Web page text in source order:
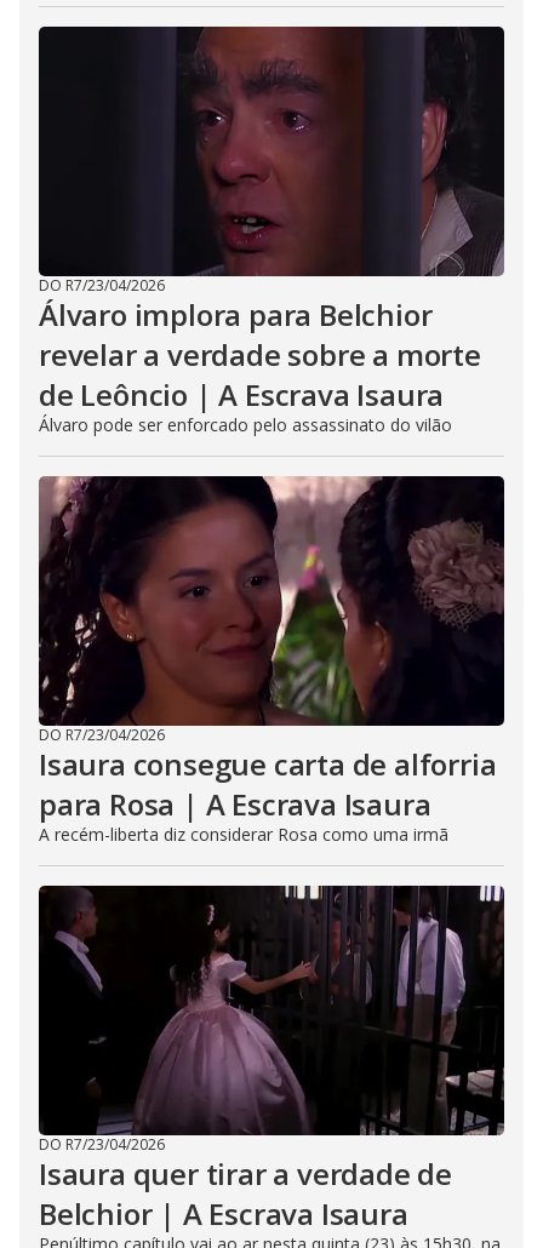
DO R7/23/04/2026
Álvaro implora para Belchior
revelar a verdade sobre a morte
de Leôncio | A Escrava Isaura
Álvaro pode ser enforcado pelo assassinato do vilão
DO R7/23/04/2026
Isaura consegue carta de alforria
para Rosa | A Escrava Isaura
A recém-liberta diz considerar Rosa como uma irmã
DO R7/23/04/2026
Isaura quer tirar a verdade de
Belchior | A Escrava Isaura